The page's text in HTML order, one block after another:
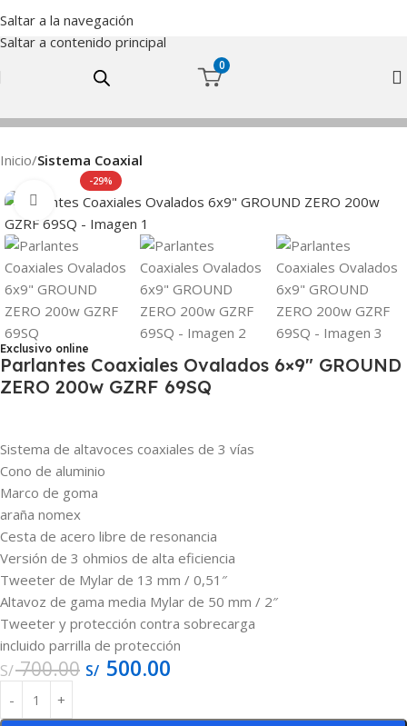
Saltar a la navegación
Saltar a contenido principal
0
Inicio Sistema Coaxial
-29%
Haga Click para agrandar
Exclusivo online
Parlantes Coaxiales Ovalados 6×9″ GROUND
ZERO 200w GZRF 69SQ
Sistema de altavoces coaxiales de 3 vías
Cono de aluminio
Marco de goma
araña nomex
Cesta de acero libre de resonancia
Versión de 3 ohmios de alta eficiencia
Tweeter de Mylar de 13 mm / 0,51″
Altavoz de gama media Mylar de 50 mm / 2″
Tweeter y protección contra sobrecarga
incluido parrilla de protección
S/700.00 S/ 500.00